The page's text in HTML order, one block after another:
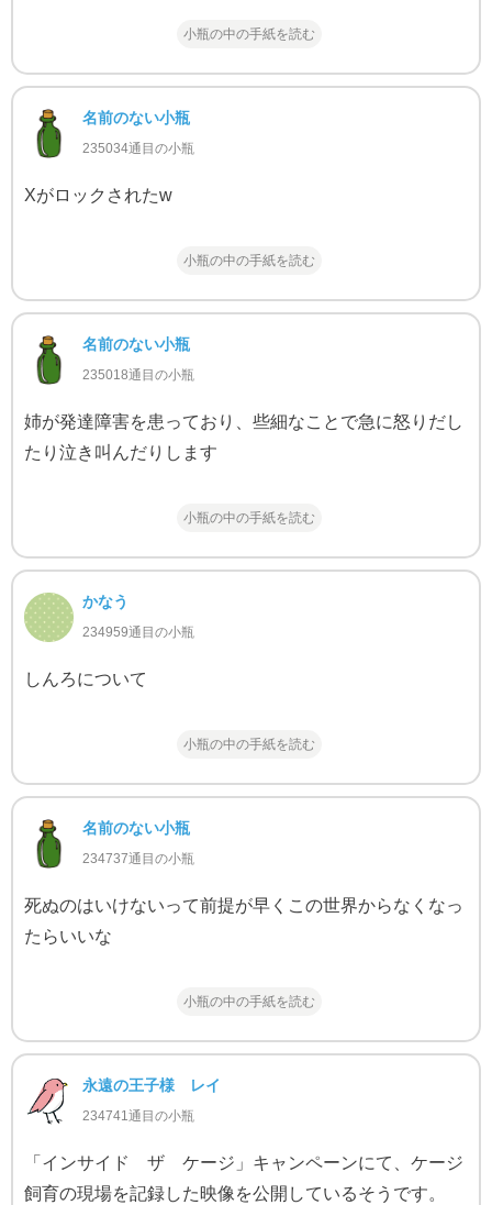
小瓶の中の手紙を読む
名前のない小瓶
235034通目の小瓶
Xがロックされたw
小瓶の中の手紙を読む
名前のない小瓶
235018通目の小瓶
姉が発達障害を患っており、些細なことで急に怒りだし
たり泣き叫んだりします
小瓶の中の手紙を読む
かなう
234959通目の小瓶
しんろについて
小瓶の中の手紙を読む
名前のない小瓶
234737通目の小瓶
死ぬのはいけないって前提が早くこの世界からなくなっ
たらいいな
小瓶の中の手紙を読む
永遠の王子様 レイ
234741通目の小瓶
「インサイド ザ ケージ」キャンペーンにて、ケージ
飼育の現場を記録した映像を公開しているそうです。